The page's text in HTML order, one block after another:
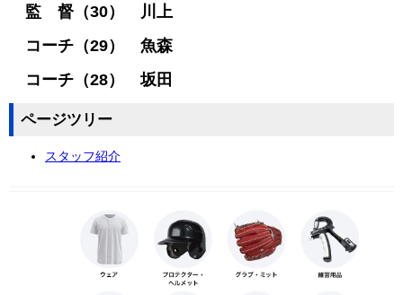
監 督（30） 川上
コーチ（29） 魚森
コーチ（28） 坂田
ページツリー
スタッフ紹介